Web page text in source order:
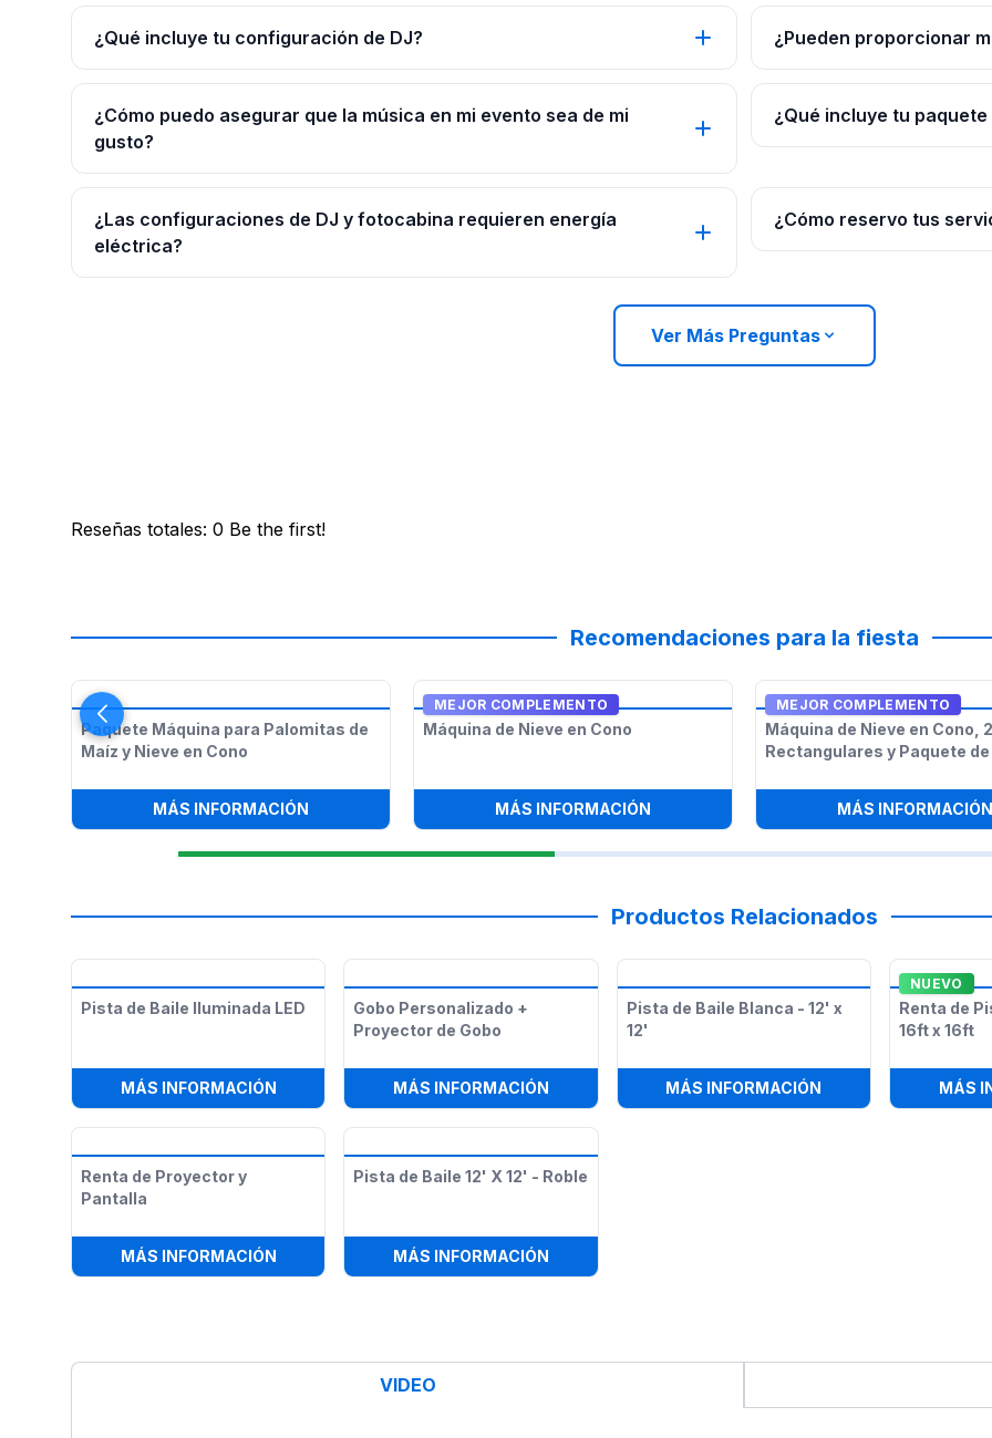
¿Qué incluye tu configuración de DJ? ¿Pueden proporcionar
¿Cómo puedo asegurar que la música en mi evento sea de mi
gusto?
¿Qué incluye tu
¿Las configuraciones de DJ y fotocabina requieren energía
eléctrica?
¿Cómo reservo tus
Ver Más Preguntas
Reseñas totales: 0 Be the first!
Recomendaciones para la fiesta
Paquete Máquina para Palomitas de
Maíz y Nieve en Cono
MÁS INFORMACIÓN PAQUETE MÁQUINA PARA PALOMITAS DE MAÍZ Y NIEVE EN CONO
MEJOR COMPLEMENTO
Máquina de Nieve en Cono
MÁS INFORMACIÓN MÁQUINA DE NIEVE EN CONO
MEJOR COMPLEMENTO
Máquina de Nieve en Cono,
Rectangulares y Paquete de
MÁS INFORMACIÓN
Productos Relacionados
Pista de Baile Iluminada LED
MÁS INFORMACIÓN: PISTA DE BAILE ILUMINADA LED
Gobo Personalizado +
Proyector de Gobo
MÁS INFORMACIÓN GOBO PERSONALIZADO + PROYECTOR DE GOBO
Pista de Baile Blanca - 12' x
12'
MÁS INFORMACIÓN PISTA DE BAILE
NUEVO
Renta de
16ft x 16ft
MÁS
Renta de Proyector y
Pantalla
MÁS INFORMACIÓN: RENTA DE PROYECTOR Y PANTALLA
Pista de Baile 12' X 12' - Roble
MÁS INFORMACIÓN
VIDEO